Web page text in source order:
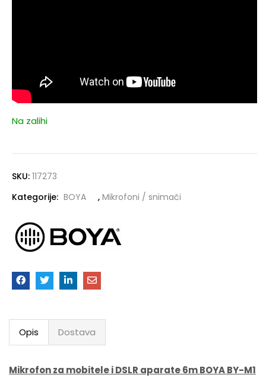
Na zalihi
SKU: 117273
Kategorije: BOYA , Mikrofoni / snimači
Opis Dostava
Mikrofon za mobitele i DSLR aparate 6m BOYA BY-M1